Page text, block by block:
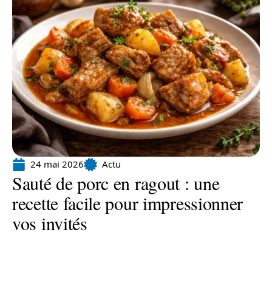
24 mai 2026 Actu
Sauté de porc en ragout : une
recette facile pour impressionner
vos invités